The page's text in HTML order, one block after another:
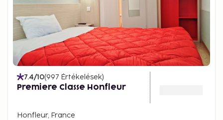
7.4/10(997 Értékelések)
Premiere Classe Honfleur
Honfleur, France